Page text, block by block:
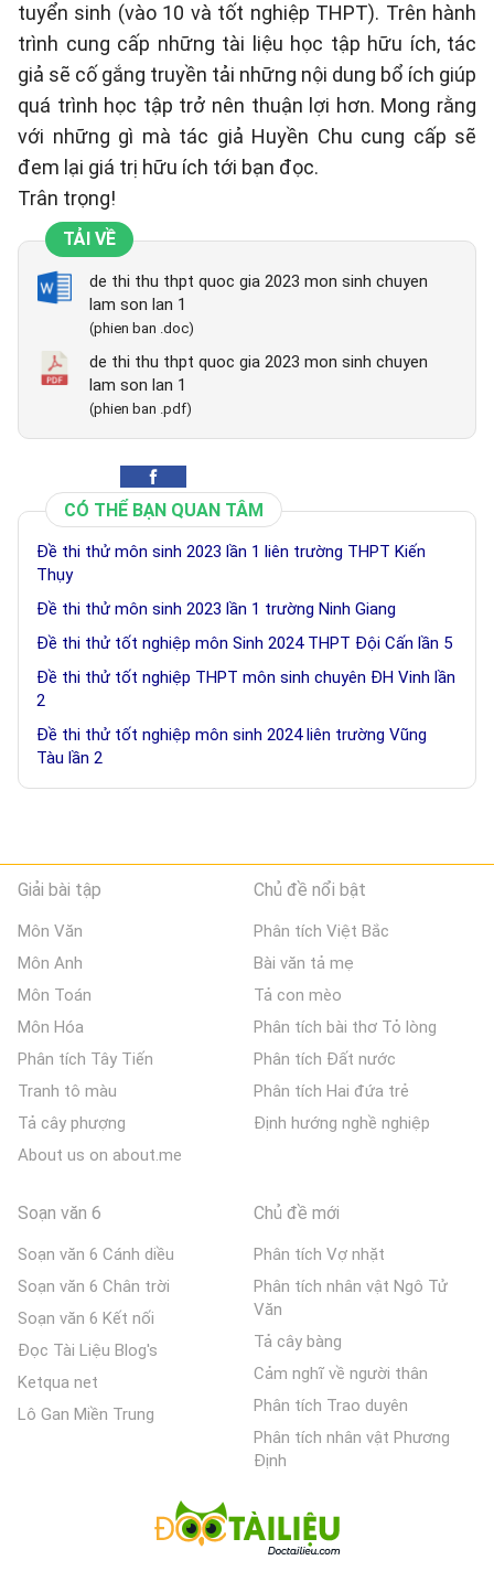
tuyển sinh (vào 10 và tốt nghiệp THPT). Trên hành
trình cung cấp những tài liệu học tập hữu ích, tác
giả sẽ cố gắng truyền tải những nội dung bổ ích giúp
quá trình học tập trở nên thuận lợi hơn. Mong rằng
với những gì mà tác giả Huyền Chu cung cấp sẽ
đem lại giá trị hữu ích tới bạn đọc.
Trân trọng!
TẢI VỀ
de thi thu thpt quoc gia 2023 mon sinh chuyen
lam son lan 1
(phien ban .doc)
de thi thu thpt quoc gia 2023 mon sinh chuyen
lam son lan 1
(phien ban .pdf)
CÓ THỂ BẠN QUAN TÂM
Đề thi thử môn sinh 2023 lần 1 liên trường THPT Kiến
Thụy
Đề thi thử môn sinh 2023 lần 1 trường Ninh Giang
Đề thi thử tốt nghiệp môn Sinh 2024 THPT Đội Cấn lần 5
Đề thi thử tốt nghiệp THPT môn sinh chuyên ĐH Vinh lần
2
Đề thi thử tốt nghiệp môn sinh 2024 liên trường Vũng
Tàu lần 2
Giải bài tập
Môn Văn
Môn Anh
Môn Toán
Môn Hóa
Phân tích Tây Tiến
Tranh tô màu
Tả cây phượng
About us on about.me
Chủ đề nổi bật
Phân tích Việt Bắc
Bài văn tả mẹ
Tả con mèo
Phân tích bài thơ Tỏ lòng
Phân tích Đất nước
Phân tích Hai đứa trẻ
Định hướng nghề nghiệp
Soạn văn 6
Soạn văn 6 Cánh diều
Soạn văn 6 Chân trời
Soạn văn 6 Kết nối
Đọc Tài Liệu Blog's
Ketqua net
Lô Gan Miền Trung
Chủ đề mới
Phân tích Vợ nhặt
Phân tích nhân vật Ngô Tử
Văn
Tả cây bàng
Cảm nghĩ về người thân
Phân tích Trao duyên
Phân tích nhân vật Phương
Định